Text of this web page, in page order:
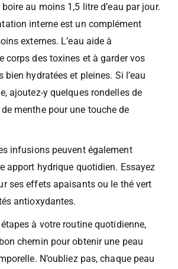
boire au moins 1,5 litre d’eau par jour.
interne est un complément
externes. L’eau aide à
corps des toxines et à garder vos
bien hydratées et pleines. Si l’eau
ajoutez-y quelques rondelles de
menthe pour une touche de
infusions peuvent également
apport hydrique quotidien. Essayez
ses effets apaisants ou le thé vert
antioxydantes.
à votre routine quotidienne,
chemin pour obtenir une peau
N’oubliez pas, chaque peau